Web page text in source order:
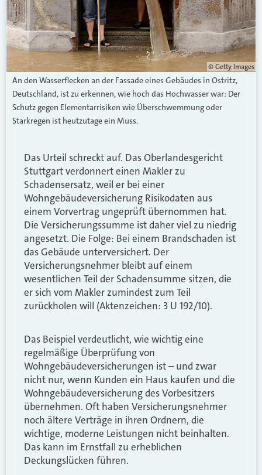
© Getty Images
An den Wasserflecken an der Fassade eines Gebäudes in Ostritz,
Deutschland, ist zu erkennen, wie hoch das Hochwasser war: Der
Schutz gegen Elementarrisiken wie Überschwemmung oder
Starkregen ist heutzutage ein Muss.
Das Urteil schreckt auf. Das Oberlandesgericht
Stuttgart verdonnert einen Makler zu
Schadensersatz, weil er bei einer
Wohngebäudeversicherung Risikodaten aus
einem Vorvertrag ungeprüft übernommen hat.
Die Versicherungssumme ist daher viel zu niedrig
angesetzt. Die Folge: Bei einem Brandschaden ist
das Gebäude unterversichert. Der
Versicherungsnehmer bleibt auf einem
wesentlichen Teil der Schadensumme sitzen, die
er sich vom Makler zumindest zum Teil
zurückholen will (Aktenzeichen: 3 U 192/10).
Das Beispiel verdeutlicht, wie wichtig eine
regelmäßige Überprüfung von
Wohngebäudeversicherungen ist – und zwar
nicht nur, wenn Kunden ein Haus kaufen und die
Wohngebäudeversicherung des Vorbesitzers
übernehmen. Oft haben Versicherungsnehmer
noch ältere Verträge in ihren Ordnern, die
wichtige, moderne Leistungen nicht beinhalten.
Das kann im Ernstfall zu erheblichen
Deckungslücken führen.